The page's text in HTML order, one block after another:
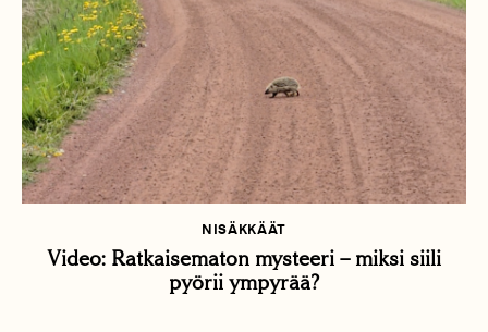
NISÄKKÄÄT
Video: Ratkaisematon mysteeri – miksi siili
pyörii ympyrää?